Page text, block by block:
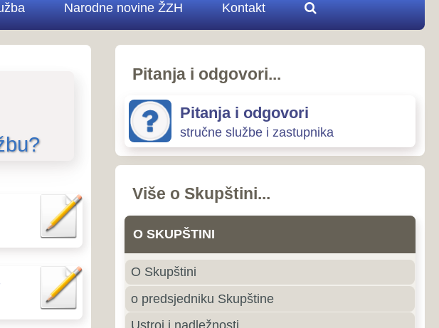
Pitanja i odgovori...
stručne službe i zastupnika
O SKUPŠTINI
o predsjedniku Skupštine
Ustroj i nadležnosti
Linkovi
SJEDNICE SKUPŠTINE